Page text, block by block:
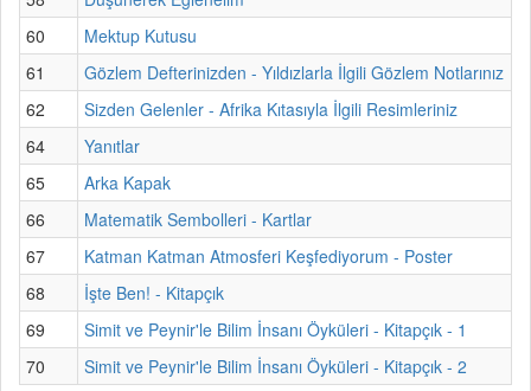
60
Mektup Kutusu
61
Gözlem Defterinizden - Yıldızlarla İlgili Gözlem Notlarınız
62
Sizden Gelenler - Afrika Kıtasıyla İlgili Resimleriniz
64
Yanıtlar
65
Arka Kapak
66
Matematik Sembolleri - Kartlar
67
Katman Katman Atmosferi Keşfediyorum - Poster
68
İşte Ben! - Kitapçık
69
Simit ve Peynir'le Bilim İnsanı Öyküleri - Kitapçık - 1
70
Simit ve Peynir'le Bilim İnsanı Öyküleri - Kitapçık - 2